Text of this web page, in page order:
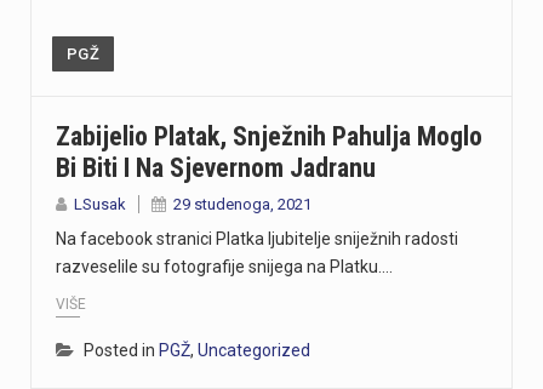
PGŽ
Zabijelio Platak, Snježnih Pahulja Moglo
Bi Biti I Na Sjevernom Jadranu
LSusak 29 studenoga, 2021
Na facebook stranici Platka ljubitelje sniježnih radosti
razveselile su fotografije snijega na Platku.…
VIŠE
Posted in PGŽ, Uncategorized